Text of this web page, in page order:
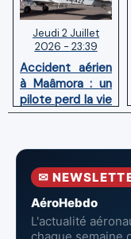
Jeudi 2 Juillet
2026 - 23:39
Accident aérien
à Maâmora : un
pilote perd la vie
en combat
incendie
✉
AéroHebdo
L'actualité
chaque semaine